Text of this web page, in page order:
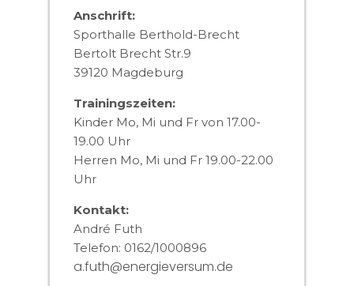
Anschrift:
Sporthalle Berthold-Brecht
Bertolt Brecht Str.9
39120 Magdeburg
Trainingszeiten:
Kinder Mo, Mi und Fr von 17.00-
19.00 Uhr
Herren Mo, Mi und Fr 19.00-22.00
Uhr
Kontakt:
André Futh
Telefon: 0162/1000896
a.futh@energieversum.de